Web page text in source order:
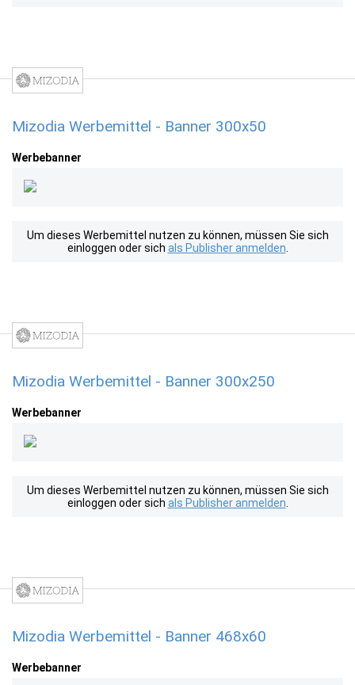
Mizodia Werbemittel - Banner 300x50
Werbebanner
Um dieses Werbemittel nutzen zu können, müssen Sie sich
einloggen oder sich als Publisher anmelden
Mizodia Werbemittel - Banner 300x250
Werbebanner
Um dieses Werbemittel nutzen zu können, müssen Sie sich
einloggen oder sich als Publisher anmelden
Mizodia Werbemittel - Banner 468x60
Werbebanner